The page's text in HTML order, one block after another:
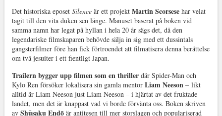
Det historiska eposet Silenceär ett projekt Martin Scorsesehar velat
tagit till den vita duken sen länge. Manuset baserat på boken vid
samma namn har legat på hyllan i hela 20 år sägs det, då den
legendariske filmskaparen behövde sälja in sig med ett dussintals
gangsterfilmer före han fick förtroendet att filmatisera denna berättelse
om två jesuiter i ett fientligt Japan.
Trailern bygger upp filmen som en thrillerdär Spider-Man och
Kylo Ren försöker lokalisera sin gamla mentor Liam Neeson –likt
alltid är Liam Neeson just Liam Neeson –i hjärtat av det fruktade
landet, men det är knappast vad vi borde förvänta oss. Boken skriven
av ShūsakuEndōär antitesen till mer storslagen och populariserad